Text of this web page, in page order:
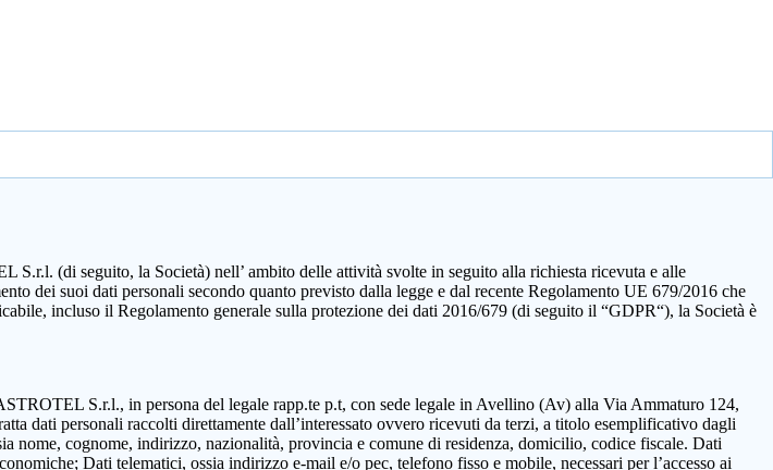
(di seguito, la Società) nell’ ambito delle attività svolte in seguito alla richiesta ricevuta e alle
dei suoi dati personali secondo quanto previsto dalla legge e dal recente Regolamento UE 679/2016 che
incluso il Regolamento generale sulla protezione dei dati 2016/679 (di seguito il “GDPR“), la Società è
S.r.l., in persona del legale rapp.te p.t, con sede legale in Avellino (Av) alla Via Ammaturo 124,
dati personali raccolti direttamente dall’interessato ovvero ricevuti da terzi, a titolo esemplificativo dagli
cognome, indirizzo, nazionalità, provincia e comune di residenza, domicilio, codice fiscale. Dati
Dati telematici, ossia indirizzo e-mail e/o pec, telefono fisso e mobile, necessari per l’accesso ai